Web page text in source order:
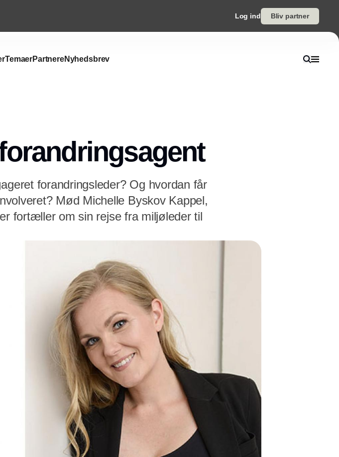
Log ind Bliv partner
TemaerPartnereNyhedsbrev
forandringsleder? Og hvordan får
Mød Michelle Byskov Kappel,
fortæller om sin rejse fra miljøleder til